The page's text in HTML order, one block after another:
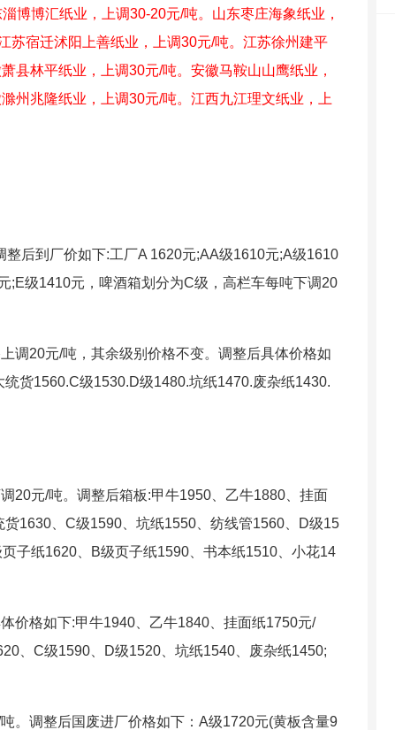
博博汇纸业，上调30-20元/吨。山东枣庄海象纸业，
苏宿迁沭阳上善纸业，上调30元/吨。江苏徐州建平
县林平纸业，上调30元/吨。安徽马鞍山山鹰纸业，
州兆隆纸业，上调30元/吨。江西九江理文纸业，上
后到厂价如下:工厂A 1620元;AA级1610元;A级1610
;E级1410元，啤酒箱划分为C级，高栏车每吨下调20
20元/吨，其余级别价格不变。调整后具体价格如
货1560.C级1530.D级1480.坑纸1470.废杂纸1430.
元/吨。调整后箱板:甲牛1950、乙牛1880、挂面
1630、C级1590、坑纸1550、纺线管1560、D级15
子纸1620、B级页子纸1590、书本纸1510、小花14
格如下:甲牛1940、乙牛1840、挂面纸1750元/
、C级1590、D级1520、坑纸1540、废杂纸1450;
调整后国废进厂价格如下：A级1720元(黄板含量9